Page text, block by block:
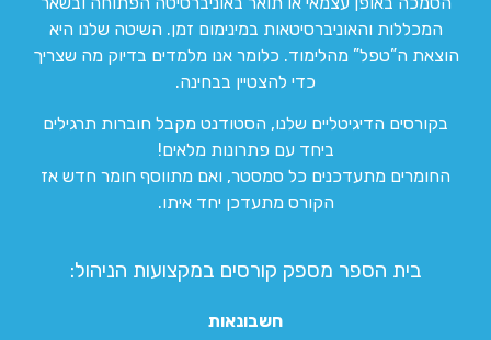
המכללות והאוניברסיטאות במינימום זמן. השיטה שלנו היא
הוצאת ה”טפל” מהלימוד. כלומר אנו מלמדים בדיוק מה שצריך
כדי להצטיין בבחינה.
בקורסים הדיגיטליים שלנו, הסטודנט מקבל חוברות תרגילים
ביחד עם פתרונות מלאים!
החומרים מתעדכנים כל סמסטר, ואם מתווסף חומר חדש אז
הקורס מתעדכן יחד איתו.
בית הספר מספק קורסים במקצועות הניהול:
חשבונאות